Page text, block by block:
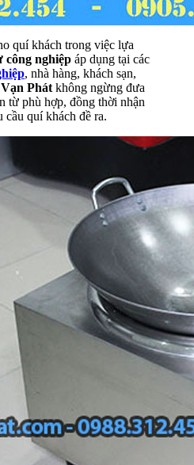
quí khách trong việc lựa
công nghiệp áp dụng tại các
, nhà hàng, khách sạn,
Phát không ngừng đưa
từ phù hợp, đồng thời nhận
cầu quí khách đề ra.